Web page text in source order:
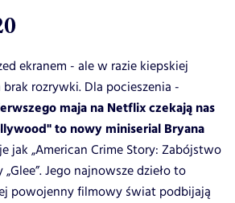
ekranem - ale w razie kiepskiej
rozrywki. Dla pocieszenia -
maja na Netflix czekają nas
to nowy miniserial Bryana
jak „American Crime Story: Zabójstwo
Jego najnowsze dzieło to
powojenny filmowy świat podbijają